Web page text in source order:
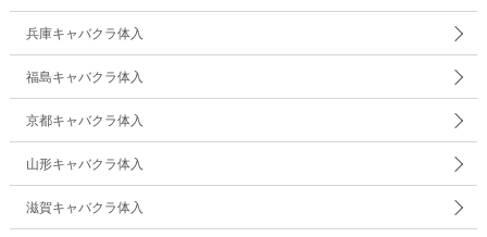
兵庫キャバクラ体入
福島キャバクラ体入
京都キャバクラ体入
山形キャバクラ体入
滋賀キャバクラ体入